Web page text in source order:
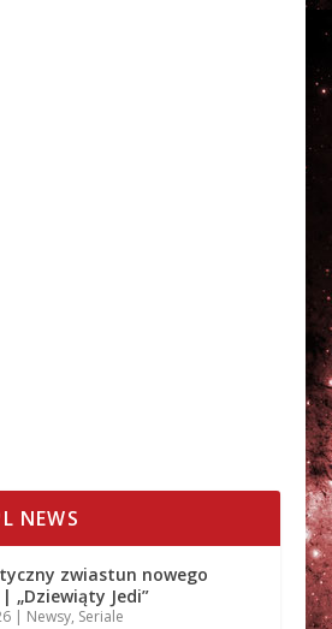
NEWS
zwiastun nowego
„Dziewiąty Jedi”
| Newsy, Seriale